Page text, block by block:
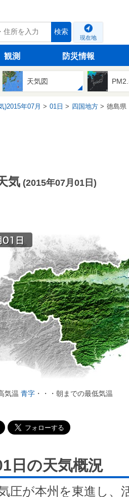
検索
現在地
観測 防災情報
天気図
)2015年07月 01日 四国地方 徳島県
気 (2015年07月01日)
気温 青字 ・・・朝までの最低気温
日の天気概況
圧が本州を東進し、